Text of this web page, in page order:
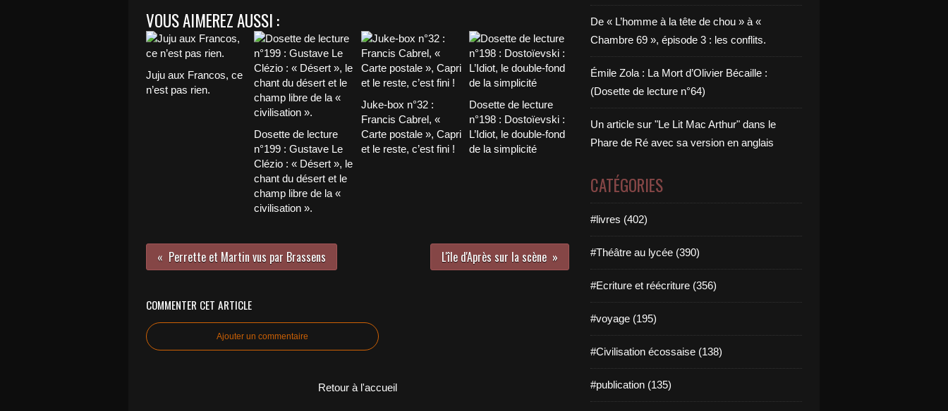
VOUS AIMEREZ AUSSI :
Juju aux Francos, ce
n’est pas rien.
Dosette de lecture
n°199 : Gustave Le
Clézio : « Désert », le
chant du désert et le
champ libre de la «
civilisation ».
Juke-box n°32 :
Francis Cabrel, «
Carte postale », Capri
et le reste, c’est fini !
Dosette de lecture
n°198 : Dostoïevski :
L’Idiot, le double-fond
de la simplicité
Perrette et Martin vus par Brassens L'île d'Après sur la scène
COMMENTER CET ARTICLE
Ajouter un commentaire
Retour à l'accueil
De « L’homme à la tête de chou » à «
Chambre 69 », épisode 3 : les conflits.
Émile Zola : La Mort d’Olivier Bécaille :
(Dosette de lecture n°64)
Un article sur "Le Lit Mac Arthur" dans le
Phare de Ré avec sa version en anglais
CATÉGORIES
#livres (402)
#Théâtre au lycée (390)
#Ecriture et réécriture (356)
#voyage (195)
#Civilisation écossaise (138)
#publication (135)